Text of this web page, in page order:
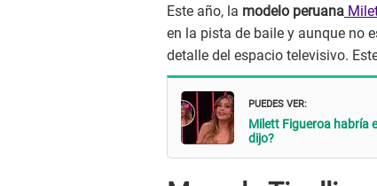
Este año, la modelo peruana
en la pista de baile y aunque no
detalle del espacio televisivo.
PUEDES VER:
Milett Figueroa habría
dijo?